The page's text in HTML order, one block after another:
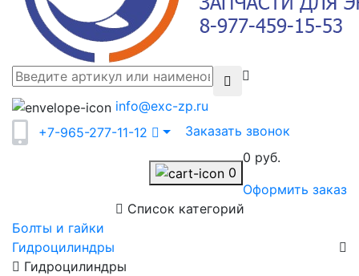
info@exc-zp.ru
+7-965-277-11-12
Заказать звонок
0
0 руб.
Оформить заказ
Список категорий
Болты и гайки
Гидроцилиндры
Гидроцилиндры